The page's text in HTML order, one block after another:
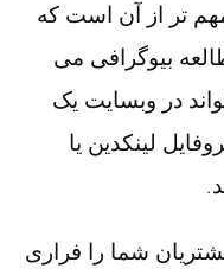
تر از آن است که
بیوگرافی می
در وبسایت یک
لینکدین یا
شما را فراری